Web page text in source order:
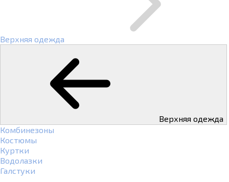
Верхняя одежда
Верхняя одежда
Комбинезоны
Костюмы
Куртки
Водолазки
Галстуки